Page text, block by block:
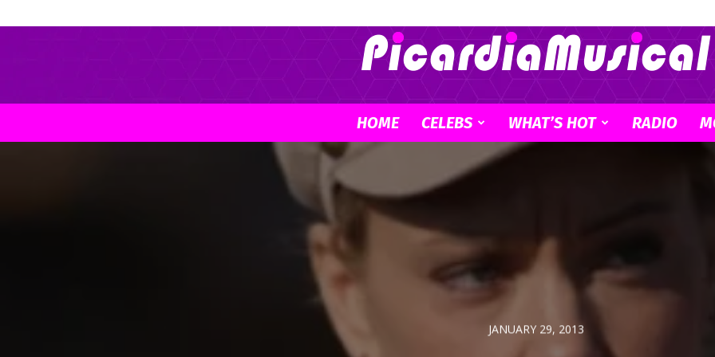
Picardia
–
HOME CELEBS WHAT’S HOT RADIO
JANUARY 29, 2013